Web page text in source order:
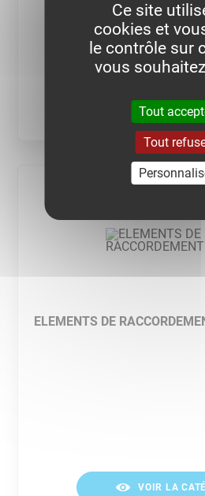
VOIR LA
ELEMENTS DE
VOIR LA
Ce site
cookies et
le contrôle sur
vous
Tout
Tout